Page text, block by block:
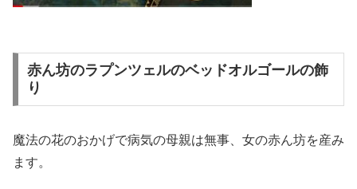
赤ん坊のラプンツェルのベッドオルゴールの飾
り
魔法の花のおかげで病気の母親は無事、女の赤ん坊を産み
ます。